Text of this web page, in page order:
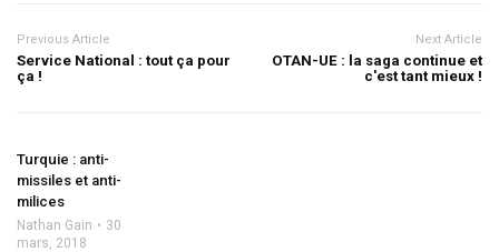
Previous Article
Service National : tout ça pour
ça !
Next Article
OTAN-UE : la saga continue et
c'est tant mieux !
Turquie : anti-
missiles et anti-
milices
Nathan Gain
30
mars, 2018